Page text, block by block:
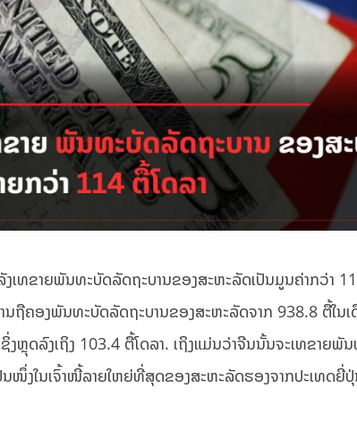
ງເທຂາຍພັນທະບັດລັດຖະບານຂອງສະຫະລັດເປັນມູນຄ່າກວ່າ
ນຖືຄອງພັນທະບັດລັດຖະບານຂອງສະຫະລັດຈາກ 938.8 ຕື້ໃນ
ຫຼຸດລົງເຖິງ 103.4 ຕື້ໂດລາ. ເຖິງແມ່ນວ່າຈີນນັ້ນຈະເທຂາຍພັ
ໜຶ່ງໃນເຈົ້າໜີ້ລາຍໃຫຍ່ທີ່ສຸດຂອງສະຫະລັດຮອງຈາກປະເທດຍີ່